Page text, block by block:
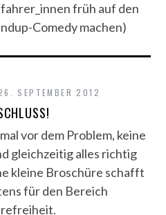
früh auf den
Comedy machen)
SEPTEMBER 2012
vor dem Problem, keine
gleichzeitig alles richtig
kleine Broschüre schafft
für den Bereich